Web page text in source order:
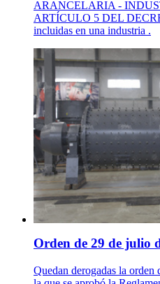
ARANCELARIA -
ARTÍCULO 5 DEL
incluidas en una industria .
Orden de 29 de julio
Quedan derogadas la orden